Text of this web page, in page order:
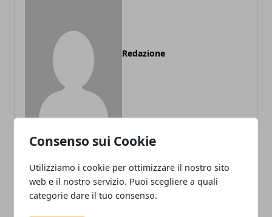
Consenso sui Cookie
Utilizziamo i cookie per ottimizzare il nostro sito
web e il nostro servizio. Puoi scegliere a quali
categorie dare il tuo consenso.
Redazione
ARTICOLI CORRELATI